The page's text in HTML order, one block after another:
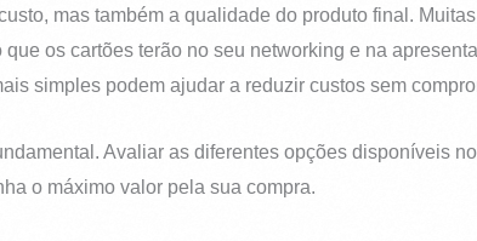
mas também a qualidade do produto final.
os cartões terão no seu networking e na
simples podem ajudar a reduzir custos sem
Avaliar as diferentes opções disponíveis
o máximo valor pela sua compra.